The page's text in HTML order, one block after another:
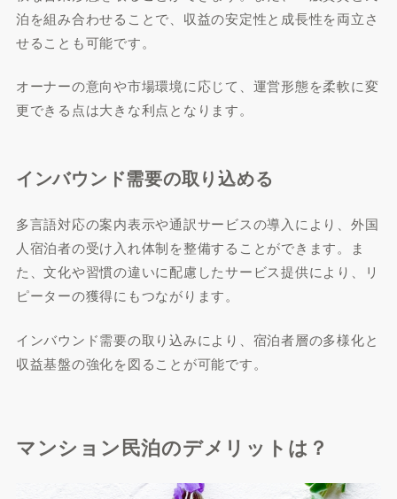
泊を組み合わせることで、収益の安定性と成長性を両立さ
せることも可能です。
オーナーの意向や市場環境に応じて、運営形態を柔軟に変
更できる点は大きな利点となります。
インバウンド需要の取り込める
多言語対応の案内表示や通訳サービスの導入により、外国
人宿泊者の受け入れ体制を整備することができます。ま
た、文化や習慣の違いに配慮したサービス提供により、リ
ピーターの獲得にもつながります。
インバウンド需要の取り込みにより、宿泊者層の多様化と
収益基盤の強化を図ることが可能です。
マンション民泊のデメリットは？